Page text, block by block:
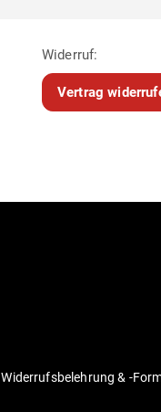
Widerruf:
Vertrag
Wider­rufs­be­lehrung &